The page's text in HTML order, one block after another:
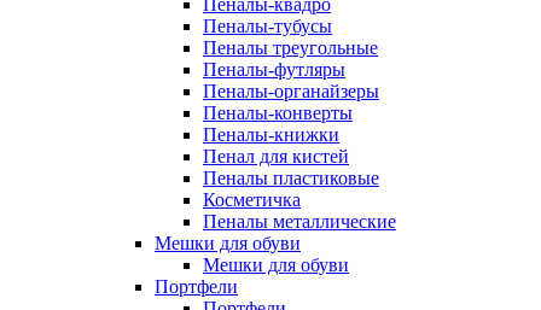
Пеналы-квадро
Пеналы-тубусы
Пеналы треугольные
Пеналы-футляры
Пеналы-органайзеры
Пеналы-конверты
Пеналы-книжки
Пенал для кистей
Пеналы пластиковые
Косметичка
Пеналы металлические
Мешки для обуви
Мешки для обуви
Портфели